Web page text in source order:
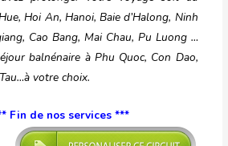
Hoi An, Hanoi, Baie d’Halong, Ninh
Cao Bang, Mai Chau, Pu Luong …
balnénaire à Phu Quoc, Con Dao,
votre choix.
Fin de nos services ***